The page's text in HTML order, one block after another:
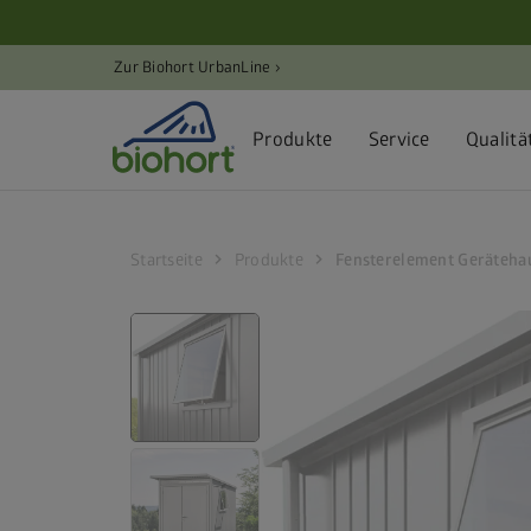
Zur Biohort UrbanLine ›
Produkte Service
Startseite chevron_right Produkte chevron_right Fensterelement